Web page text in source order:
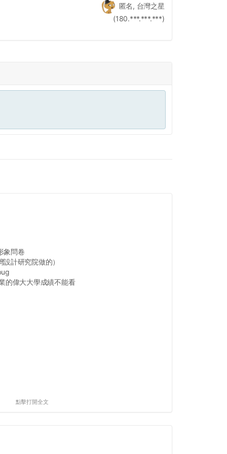
匿名, 台灣之星
(180.***.***.***)
象問卷
計研究院做的）
的偉大大學成績不能看
點擊打開全文